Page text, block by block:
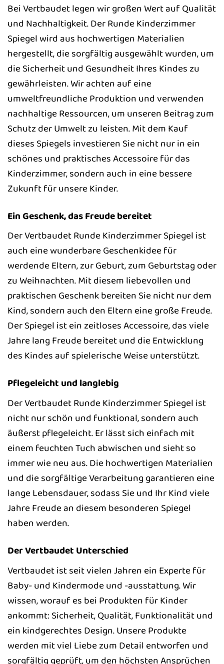
Bei Vertbaudet legen wir großen Wert auf Qualität
und Nachhaltigkeit. Der Runde Kinderzimmer
Spiegel wird aus hochwertigen Materialien
hergestellt, die sorgfältig ausgewählt wurden, um
die Sicherheit und Gesundheit Ihres Kindes zu
gewährleisten. Wir achten auf eine
umweltfreundliche Produktion und verwenden
nachhaltige Ressourcen, um unseren Beitrag zum
Schutz der Umwelt zu leisten. Mit dem Kauf
dieses Spiegels investieren Sie nicht nur in ein
schönes und praktisches Accessoire für das
Kinderzimmer, sondern auch in eine bessere
Zukunft für unsere Kinder.
Ein Geschenk, das Freude bereitet
Der Vertbaudet Runde Kinderzimmer Spiegel ist
auch eine wunderbare Geschenkidee für
werdende Eltern, zur Geburt, zum Geburtstag oder
zu Weihnachten. Mit diesem liebevollen und
praktischen Geschenk bereiten Sie nicht nur dem
Kind, sondern auch den Eltern eine große Freude.
Der Spiegel ist ein zeitloses Accessoire, das viele
Jahre lang Freude bereitet und die Entwicklung
des Kindes auf spielerische Weise unterstützt.
Pflegeleicht und langlebig
Der Vertbaudet Runde Kinderzimmer Spiegel ist
nicht nur schön und funktional, sondern auch
äußerst pflegeleicht. Er lässt sich einfach mit
einem feuchten Tuch abwischen und sieht so
immer wie neu aus. Die hochwertigen Materialien
und die sorgfältige Verarbeitung garantieren eine
lange Lebensdauer, sodass Sie und Ihr Kind viele
Jahre Freude an diesem besonderen Spiegel
haben werden.
Der Vertbaudet Unterschied
Vertbaudet ist seit vielen Jahren ein Experte für
Baby- und Kindermode und -ausstattung. Wir
wissen, worauf es bei Produkten für Kinder
ankommt: Sicherheit, Qualität, Funktionalität und
ein kindgerechtes Design. Unsere Produkte
werden mit viel Liebe zum Detail entworfen und
sorgfältig geprüft, um den höchsten Ansprüchen